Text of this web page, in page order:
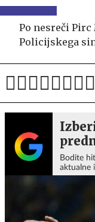
Po nesreči
Policijskega
Bodite
aktualne